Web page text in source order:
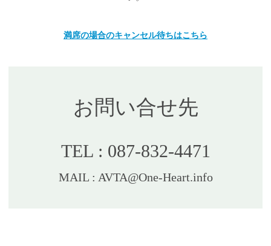
満席の場合のキャンセル待ちはこちら
お問い合せ先
TEL : 087-832-4471
MAIL : AVTA@One-Heart.info